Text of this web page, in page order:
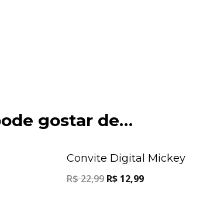
gostar de…
Convite Digital Mickey
R$22,99 R$12,99